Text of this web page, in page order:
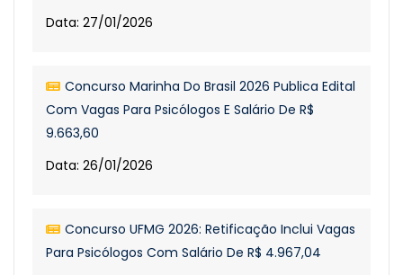
Data: 27/01/2026
Concurso Marinha Do Brasil 2026 Publica Edital
Com Vagas Para Psicólogos E Salário De R$
9.663,60
Data: 26/01/2026
Concurso UFMG 2026: Retificação Inclui Vagas
Para Psicólogos Com Salário De R$ 4.967,04